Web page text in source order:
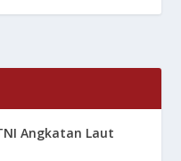
Angkatan Laut